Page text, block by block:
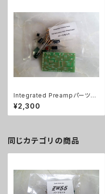
Integrated Preampパーツセ
ット
¥2,300
同じカテゴリの商品